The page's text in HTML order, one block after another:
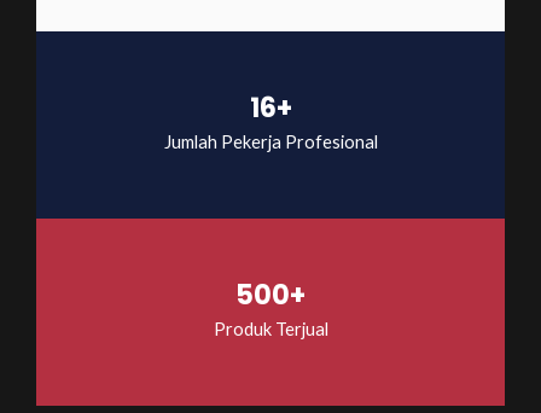
16+
Jumlah Pekerja Profesional
500+
Produk Terjual